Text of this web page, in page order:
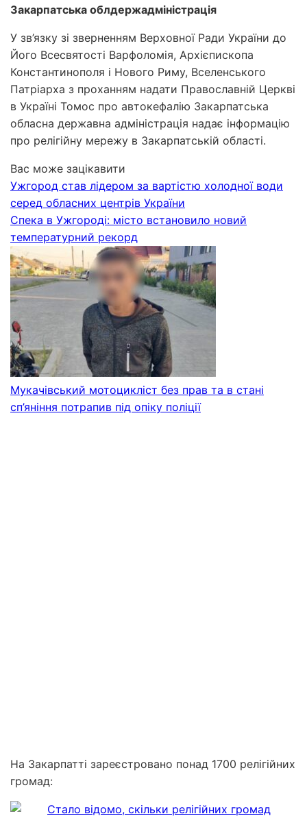
Закарпатська облдержадміністрація
У зв’язку зі зверненням Верховної Ради України до
Його Всесвятості Варфоломія, Архієпископа
Константинополя і Нового Риму, Вселенського
Патріарха з проханням надати Православній Церкві
в Україні Томос про автокефалію Закарпатська
обласна державна адміністрація надає інформацію
про релігійну мережу в Закарпатській області.
Вас може зацікавити
Ужгород став лідером за вартістю холодної води
серед обласних центрів України
Спека в Ужгороді: місто встановило новий
температурний рекорд
Мукачівський мотоцикліст без прав та в стані
сп’яніння потрапив під опіку поліції
На Закарпатті зареєстровано понад 1700 релігійних
громад: